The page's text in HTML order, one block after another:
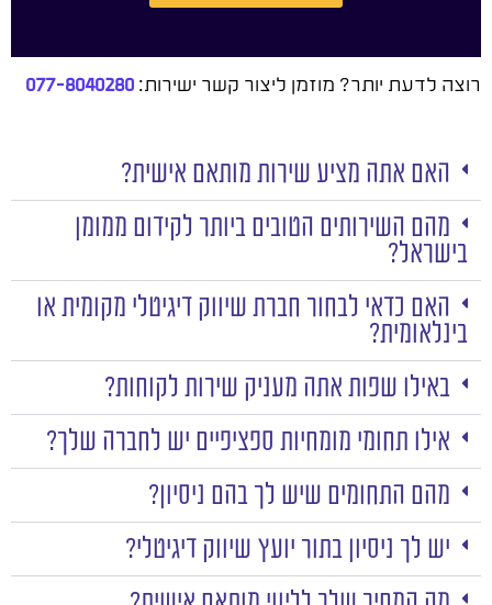
רוצה לדעת יותר? מוזמן ליצור קשר ישירות:077-8040280
האם אתה מציע שירות מותאם אישית?
מהם השירותים הטובים ביותר לקידום ממומן
בישראל?
האם כדאי לבחור חברת שיווק דיגיטלי מקומית או
בינלאומית?
באילו שפות אתה מעניק שירות לקוחות?
אילו תחומי מומחיות ספציפיים יש לחברה שלך?
מהם התחומים שיש לך בהם ניסיון?
יש לך ניסיון בתור יועץ שיווק דיגיטלי?